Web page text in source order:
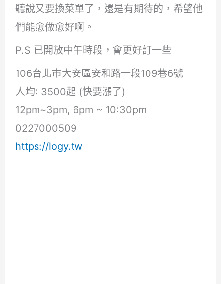
聽說又要換菜單了，還是有期待的，希望他
們能愈做愈好啊。
P.S 已開放中午時段，會更好訂一些
106台北市大安區安和路一段109巷6號
人均: 3500起 (快要漲了)
12pm~3pm, 6pm ~ 10:30pm
0227000509
https://logy.tw